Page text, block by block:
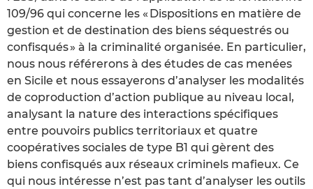
109/96 qui concerne les « Dispositions en matière de
gestion et de destination des biens séquestrés ou
confisqués » à la criminalité organisée. En particulier,
nous nous référerons à des études de cas menées
en Sicile et nous essayerons d’analyser les modalités
de coproduction d’action publique au niveau local,
analysant la nature des interactions spécifiques
entre pouvoirs publics territoriaux et quatre
coopératives sociales de type B1 qui gèrent des
biens confisqués aux réseaux criminels mafieux. Ce
qui nous intéresse n’est pas tant d’analyser les outils